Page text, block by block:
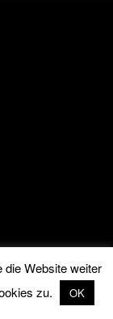
Website weiter
zu.
OK